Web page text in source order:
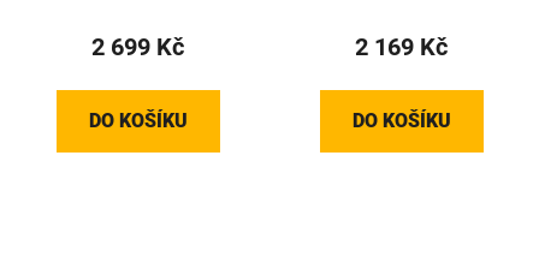
2 699 Kč
DO KOŠÍKU
2 169 Kč
DO KOŠÍKU